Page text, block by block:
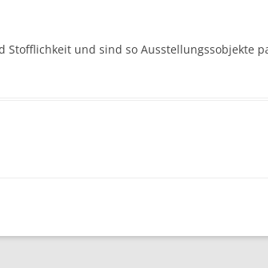
und sind so Ausstellungssobjekte